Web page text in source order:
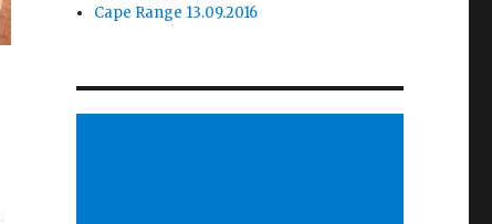
Cape Range 13.09.2016